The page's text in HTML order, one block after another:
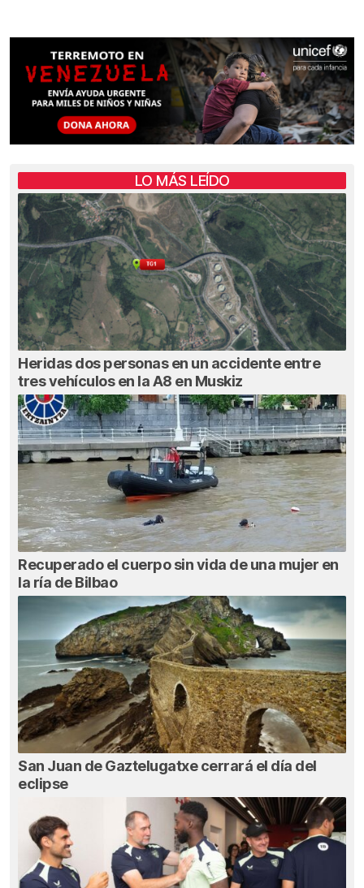
LO MÁS LEÍDO
Heridas dos personas en un accidente entre
tres vehículos en la A8 en Muskiz
Recuperado el cuerpo sin vida de una mujer en
la ría de Bilbao
San Juan de Gaztelugatxe cerrará el día del
eclipse